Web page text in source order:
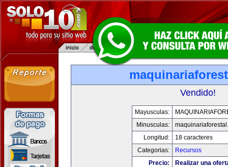
Vendido!
Mayusculas:
Minusculas:
Longitud:
18 caracteres
Categorias:
Recursos
Precio:
Realizar una